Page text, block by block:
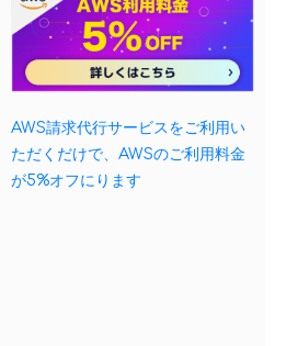
AWS請求代行サービスをご利用い
ただくだけで、AWSのご利用料金
が5%オフにります